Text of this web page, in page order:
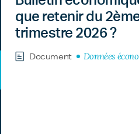
que retenir du
trimestre 2026 ?
Document Données